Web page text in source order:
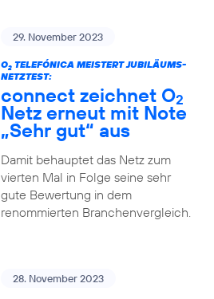
29. November 2023
O2TELEFÓNICA MEISTERT JUBILÄUMS-
NETZTEST:
connect zeichnet O2
Netz erneut mit Note
„Sehr gut“ aus
Damit behauptet das Netz zum
vierten Mal in Folge seine sehr
gute Bewertung in dem
renommierten Branchenvergleich.
28. November 2023